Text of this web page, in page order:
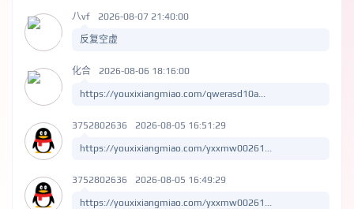
八vf 2026-08-07 21:40:00
反复空虚
化合 2026-08-06 18:16:00
https://youxixiangmiao.com/qwerasd10a...
3752802636 2026-08-05 16:51:29
https://youxixiangmiao.com/yxxmw00261...
3752802636 2026-08-05 16:49:29
https://youxixiangmiao.com/yxxmw00261...